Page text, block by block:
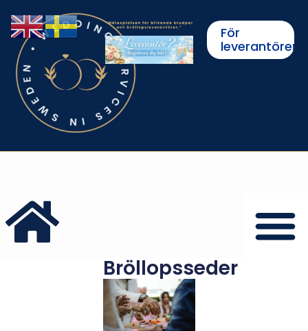
För
leverantörer
Bröllopsseder